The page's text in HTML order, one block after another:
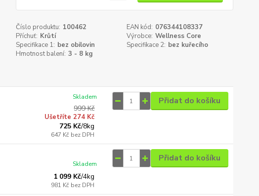
Číslo produktu: 100462 EAN kód: 076344108337
Příchuť: Krůtí Výrobce: Wellness Core
Specifikace 1: bez obilovin Specifikace 2: bez kuřecího
Hmotnost balení: 3 - 8 kg
999 Kč
Ušetříte 274 Kč
725 Kč/8kg
647 Kč bez DPH
Skladem Přidat do košíku
1 099 Kč/4kg
981 Kč bez DPH
Skladem
Přidat do košíku